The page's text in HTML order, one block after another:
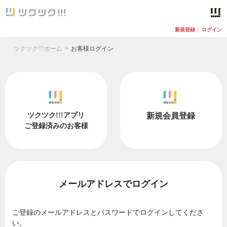
新規登録 / ログイン
ツクツク!!!ホーム お客様ログイン
ツクツク!!!アプリ
ご登録済みのお客様
新規会員登録
メールアドレスでログイン
ご登録のメールアドレスとパスワードでログインしてくださ
い。